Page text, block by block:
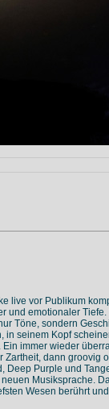
live vor Publikum
und emotionaler Tiefe.
Töne, sondern
in seinem Kopf
immer wieder
Zartheit, dann groovig
Deep Purple und
Musiksprache.
Wesen berührt